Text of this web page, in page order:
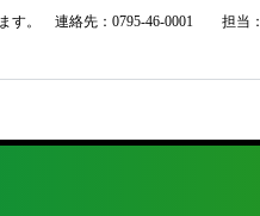
す。 連絡先： 0795-46-0001 担当：